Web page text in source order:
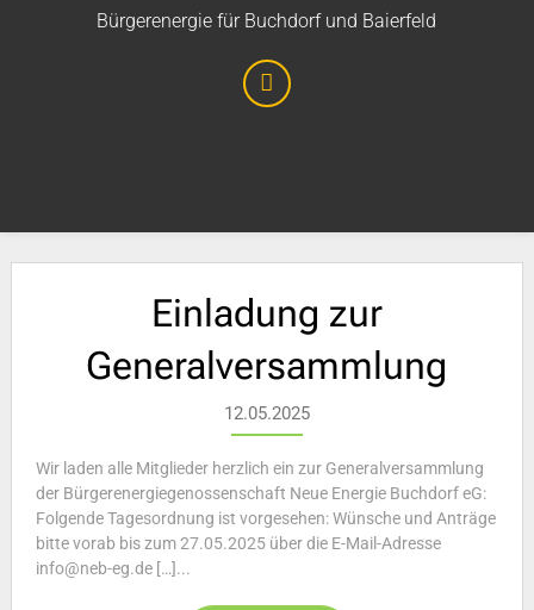
Bürgerenergie für Buchdorf und Baierfeld
Einladung zur
Generalversammlung
12.05.2025
Wir laden alle Mitglieder herzlich ein zur Generalversammlung
der Bürgerenergiegenossenschaft Neue Energie Buchdorf eG:
Folgende Tagesordnung ist vorgesehen: Wünsche und Anträge
bitte vorab bis zum 27.05.2025 über die E-Mail-Adresse
info@neb-eg.de […]...